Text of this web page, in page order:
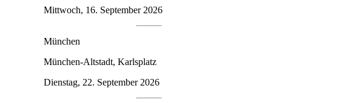
Mittwoch, 16. September 2026
München
München-Altstadt, Karlsplatz
Dienstag, 22. September 2026